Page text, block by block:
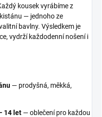
kousek vyrábíme z
— jednoho ze
bavlny. Výsledkem je
vydrží každodenní nošení i
— prodyšná, měkká,
14 let — oblečení pro každou